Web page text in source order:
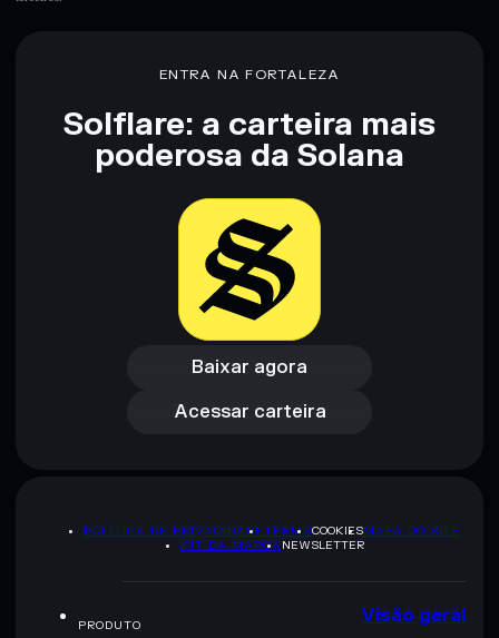
pesquisa. Dados fornecidos pelo rugcheck.xyz.
ENTRA NA FORTALEZA
Solflare: a carteira mais
poderosa da Solana
Baixar agora
Baixar agora
Acessar carteira
Acessar carteira
POLÍTICA DE PRIVACIDADETERMSCOOKIESMAPA DO SITE
KIT DA MARCA NEWSLETTER
PRODUTO Visão geral